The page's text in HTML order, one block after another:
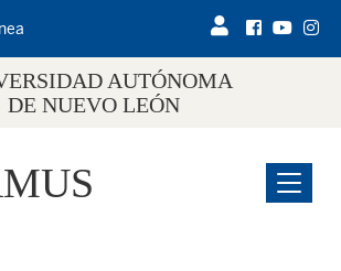
AUTÓNOMA
DE NUEVO LEÓN
Menu